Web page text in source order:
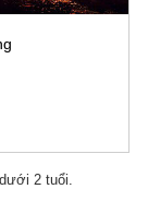
2 tuổi.